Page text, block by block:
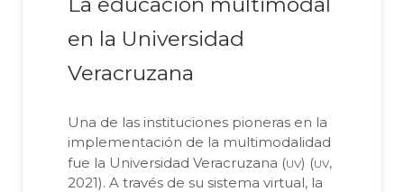
en la Universidad
Veracruzana
Una de las instituciones pioneras en la
implementación de la multimodalidad
fue la Universidad Veracruzana (uv) (uv,
2021). A través de su sistema virtual, la